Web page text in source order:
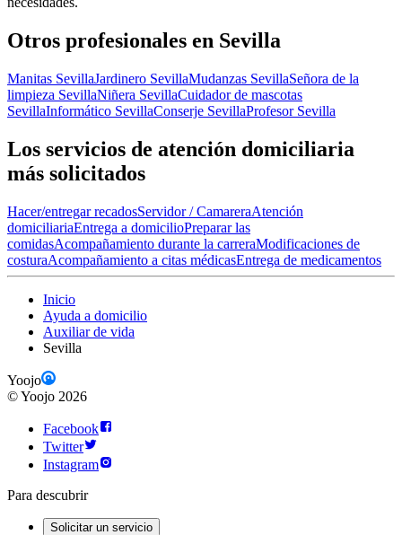
Otros profesionales en Sevilla
Manitas SevillaJardinero SevillaMudanzas SevillaSeñora de la
limpieza SevillaNiñera SevillaCuidador de mascotas
SevillaInformático SevillaConserje SevillaProfesor Sevilla
Los servicios de atención domiciliaria
más solicitados
Hacer/entregar recadosServidor / CamareraAtención
domiciliariaEntrega a domicilioPreparar las
comidasAcompañamiento durante la carreraModificaciones de
costuraAcompañamiento a citas médicasEntrega de medicamentos
Inicio
Ayuda a domicilio
Auxiliar de vida
Sevilla
Yoojo
©Yoojo 2026
Facebook
Twitter
Instagram
Para descubrir
Solicitar un servicio